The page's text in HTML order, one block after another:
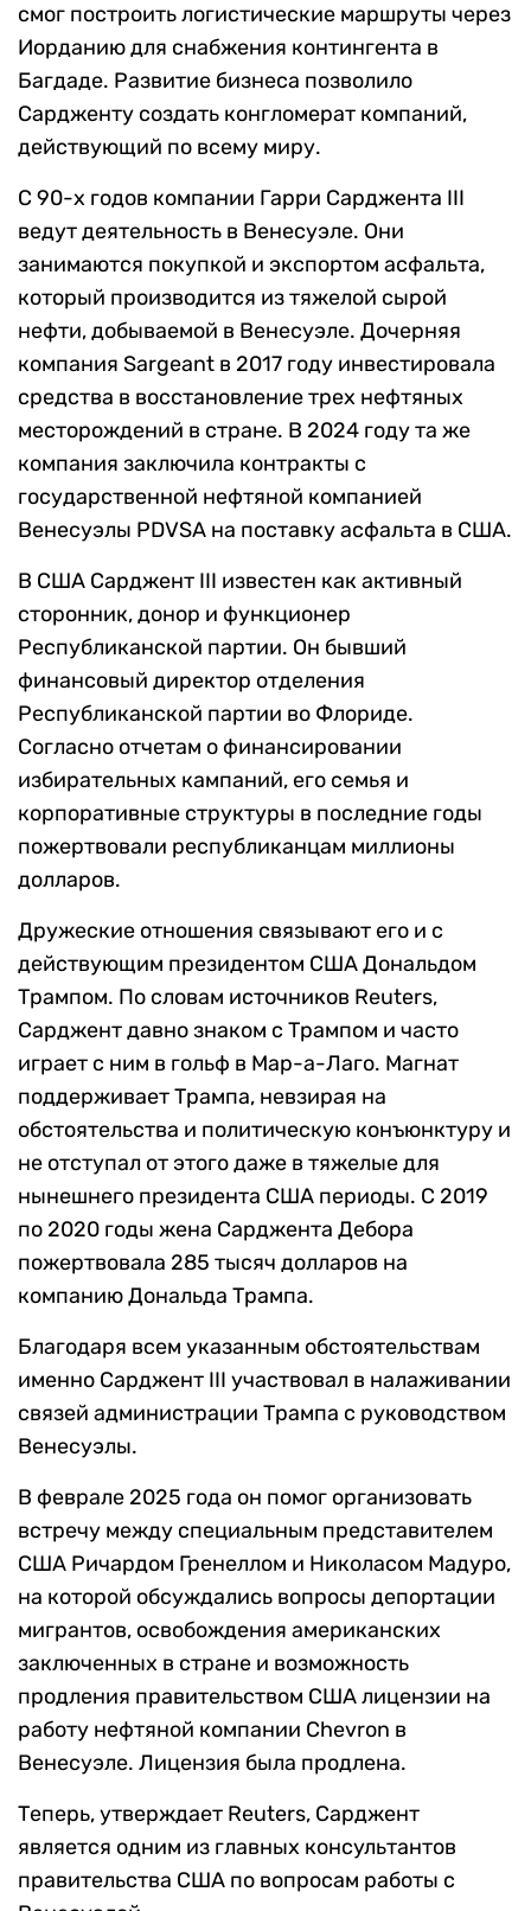
смог построить логистические маршруты через
Иорданию для снабжения контингента в
Багдаде. Развитие бизнеса позволило
Сардженту создать конгломерат компаний,
действующий по всему миру.
С 90-х годов компании Гарри Сарджента III
ведут деятельность в Венесуэле. Они
занимаются покупкой и экспортом асфальта,
который производится из тяжелой сырой
нефти, добываемой в Венесуэле. Дочерняя
компания Sargeant в 2017 году инвестировала
средства в восстановление трех нефтяных
месторождений в стране. В 2024 году та же
компания заключила контракты с
государственной нефтяной компанией
Венесуэлы PDVSA на поставку асфальта в США.
В США Сарджент III известен как активный
сторонник, донор и функционер
Республиканской партии. Он бывший
финансовый директор отделения
Республиканской партии во Флориде.
Согласно отчетам о финансировании
избирательных кампаний, его семья и
корпоративные структуры в последние годы
пожертвовали республиканцам миллионы
долларов.
Дружеские отношения связывают его и с
действующим президентом США Дональдом
Трампом. По словам источников Reuters,
Сарджент давно знаком с Трампом и часто
играет с ним в гольф в Мар-а-Лаго. Магнат
поддерживает Трампа, невзирая на
обстоятельства и политическую конъюнктуру и
не отступал от этого даже в тяжелые для
нынешнего президента США периоды. С 2019
по 2020 годы жена Сарджента Дебора
пожертвовала 285 тысяч долларов на
компанию Дональда Трампа.
Благодаря всем указанным обстоятельствам
именно Сарджент III участвовал в налаживании
связей администрации Трампа с руководством
Венесуэлы.
В феврале 2025 года он помог организовать
встречу между специальным представителем
США Ричардом Гренеллом и Николасом Мадуро,
на которой обсуждались вопросы депортации
мигрантов, освобождения американских
заключенных в стране и возможность
продления правительством США лицензии на
работу нефтяной компании Chevron в
Венесуэле. Лицензия была продлена.
Теперь, утверждает Reuters, Сарджент
является одним из главных консультантов
правительства США по вопросам работы с